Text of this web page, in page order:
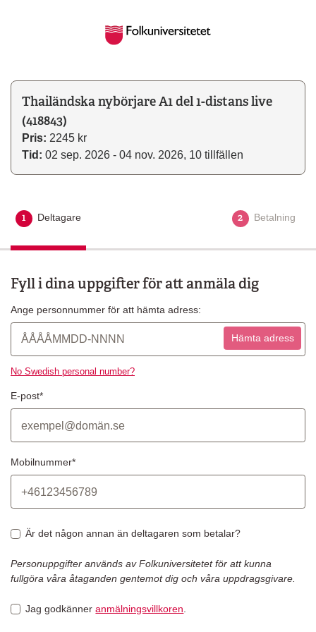
Thailändska nybörjare A1 del 1-distans live
(418843)
Pris: 2245 kr
Tid: 02 sep. 2026 - 04 nov. 2026, 10 tillfällen
1 Aktuellt steg
Deltagare 2 Betalning
Fyll i dina uppgifter för att anmäla dig
Ange personnummer för att hämta adress:
Hämta adress
No Swedish personal number?
E-post*
Mobilnummer*
Är det någon annan än deltagaren som betalar?
Personuppgifter används av Folkuniversitetet för att kunna
fullgöra våra åtaganden gentemot dig och våra uppdragsgivare.
Jag godkänneranmälningsvillkoren